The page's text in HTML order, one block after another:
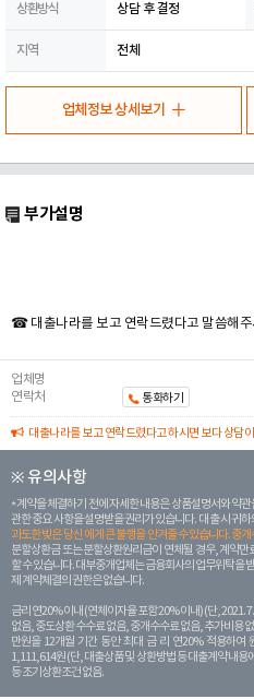
상환방식 상담 후 결정
지역 전체
업체정보 상세보기
부가설명
☎ 대출나라를 보고 연락드렸다고 말씀해주
업체명
연락처
통화하기
대출나라를 보고 연락드렸다고 하시면 보다 상담
※ 유의사항
계약을 체결하기 전에 자세한 내용은 상품설명서와 약
관한 중요 사항을 설명받을 권리가 있습니다. 대 출 시 귀
과도한 빚은 당신 에게 큰 불행을 안겨줄 수 있습니다. 중
분할상환금 또는 분할상환원리금이 연체될 경우, 계약
할 수 있습니다. 대부중개업체는 금융회사의 업무위탁을
제 계약체결의 권한은 없습니다.
금리 연20% 이내 (연체이자율 포함 20% 이내) (단, 2021.
없음, 중도상환 수수료 없음, 중개수수료 없음, 추가비용
만원을 12개월 기간 동안 최대 금 리 연20% 적용하여
1,111,614원 (단, 대출상품 및 상환방법 등 대출계약 내
등 조기상환조건 없음.